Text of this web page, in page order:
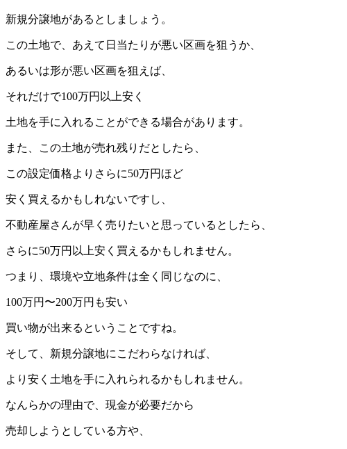
新規分譲地があるとしましょう。
この土地で、あえて日当たりが悪い区画を狙うか、
あるいは形が悪い区画を狙えば、
それだけで100万円以上安く
土地を手に入れることができる場合があります。
また、この土地が売れ残りだとしたら、
この設定価格よりさらに50万円ほど
安く買えるかもしれないですし、
不動産屋さんが早く売りたいと思っているとしたら、
さらに50万円以上安く買えるかもしれません。
つまり、環境や立地条件は全く同じなのに、
100万円〜200万円も安い
買い物が出来るということですね。
そして、新規分譲地にこだわらなければ、
より安く土地を手に入れられるかもしれません。
なんらかの理由で、現金が必要だから
売却しようとしている方や、